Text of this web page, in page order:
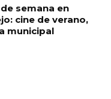
semana en
cine de verano,
municipal